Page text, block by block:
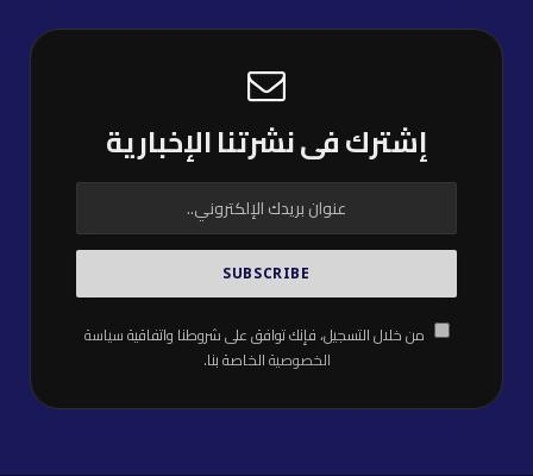
إشترك فى نشرتنا الإخبارية
من خلال التسجيل، فإنك توافق على شروطنا واتفاقيةسياسة
الخصوصيةالخاصة بنا.